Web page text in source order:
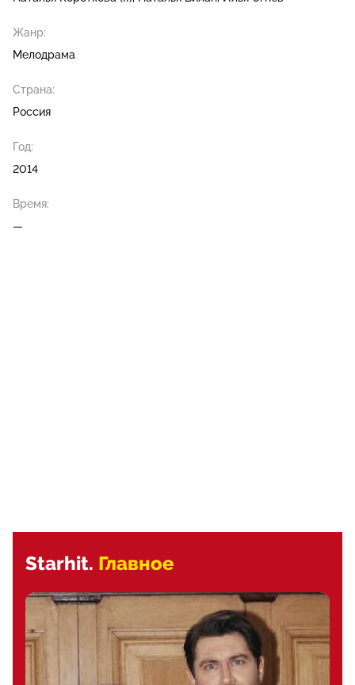
Жанр:
Мелодрама
Страна:
Россия
Год:
2014
Время:
—
Starhit. Главное